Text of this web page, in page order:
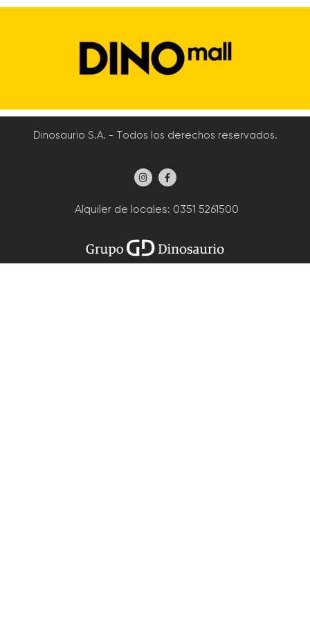
Dinosaurio S.A. - Todos los derechos reservados.
Alquiler de locales: 0351 5261500